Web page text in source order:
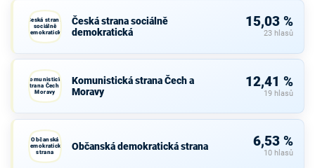
Česká strana
sociálně
demokratická
Česká strana sociálně
demokratická
15,03 %
23 hlasů
Komunistická
strana Čech a
Moravy
Komunistická strana Čech a
Moravy
12,41 %
19 hlasů
Občanská
demokratická
strana
Občanská demokratická strana 6,53 %
10 hlasů